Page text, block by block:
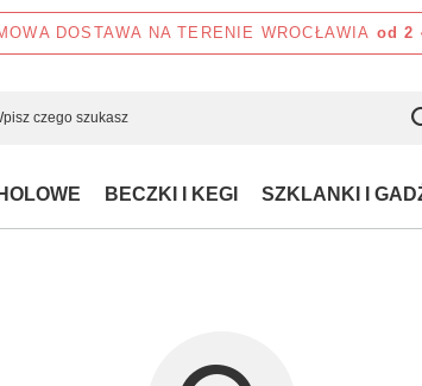
DOSTAWA NA TERENIE WROCŁAWIA od 2
BECZKI I KEGI SZKLANKI I